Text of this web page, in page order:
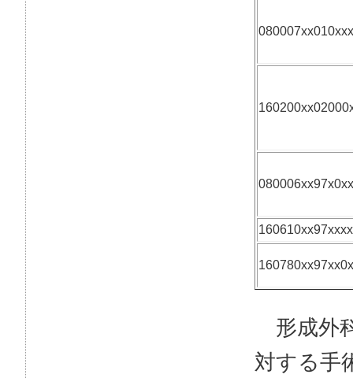
080007xx010xxx
080006xx97x0xx
160610xx97xxxx
160780xx97xx0x
形成外
対する手